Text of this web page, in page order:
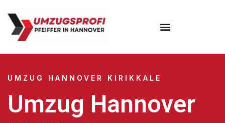
UMZUG HANNOVER KIRIKKALE
Umzug Hannover